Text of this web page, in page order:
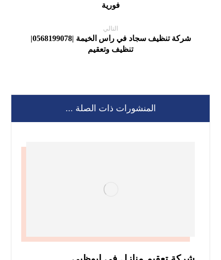
فورية
التالي
شركة تنظيف سجاد في راس الخيمة |0568199078|
تنظيف وتعقيم
المنشورات ذات الصلة ...